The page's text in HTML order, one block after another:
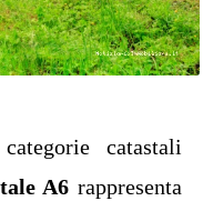
catastali
A6 rappresenta